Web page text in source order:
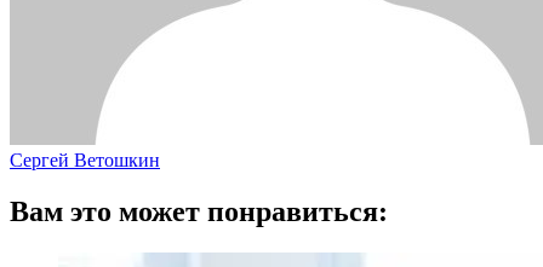
Сергей Ветошкин
Вам это может понравиться: